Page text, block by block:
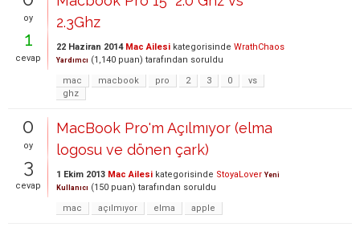
oy
1
cevap
2.3Ghz
22 Haziran 2014 Mac Ailesi kategorisinde WrathChaos
Yardımcı (1,140 puan) tarafından soruldu
mac
macbook pro 2 3 0
vs
ghz
0
oy
3
cevap
MacBook Pro'm Açılmıyor (elma
logosu ve dönen çark)
1 Ekim 2013 Mac Ailesi kategorisinde StoyaLover Yeni
Kullanıcı (150 puan) tarafından soruldu
mac
açılmıyor elma apple